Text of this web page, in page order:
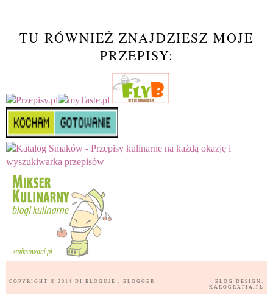
TU RÓWNIEŻ ZNAJDZIESZ MOJE
PRZEPISY:
COPYRIGHT © 2014 DI BLOGUJE , BLOGGER
BLOG DESIGN:
KAROGRAFIA.PL